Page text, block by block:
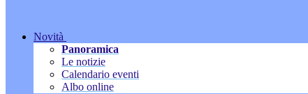
Novità
Panoramica
Le notizie
Calendario eventi
Albo online